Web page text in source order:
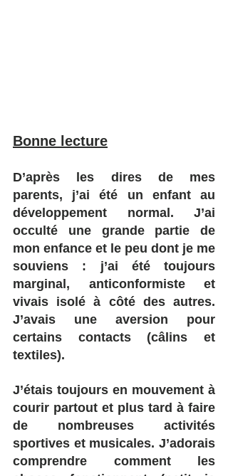
Bonne lecture
D’après les dires de mes
parents, j’ai été un enfant au
développement normal. J’ai
occulté une grande partie de
mon enfance et le peu dont je me
souviens : j’ai été toujours
marginal, anticonformiste et
vivais isolé à côté des autres.
J’avais une aversion pour
certains contacts (câlins et
textiles).
J’étais toujours en mouvement à
courir partout et plus tard à faire
de nombreuses activités
sportives et musicales. J’adorais
comprendre comment les